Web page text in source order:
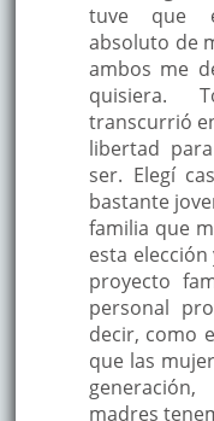
tuve que
absoluto de
ambos me
quisiera.
transcurrió
libertad
ser. Elegí
bastante
familia que
esta
proyecto
personal
decir, como
que las
madres